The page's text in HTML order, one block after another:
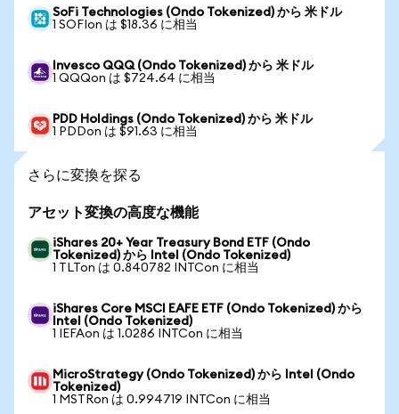
SoFi Technologies (Ondo Tokenized) から 米ドル
1 SOFIon は $18.36 に相当
Invesco QQQ (Ondo Tokenized) から 米ドル
1 QQQon は $724.64 に相当
PDD Holdings (Ondo Tokenized) から 米ドル
1 PDDon は $91.63 に相当
さらに変換を探る
アセット変換の高度な機能
iShares 20+ Year Treasury Bond ETF (Ondo
Tokenized) から Intel (Ondo Tokenized)
1 TLTon は 0.840782 INTCon に相当
iShares Core MSCI EAFE ETF (Ondo Tokenized) から
Intel (Ondo Tokenized)
1 IEFAon は 1.0286 INTCon に相当
MicroStrategy (Ondo Tokenized) から Intel (Ondo
Tokenized)
1 MSTRon は 0.994719 INTCon に相当